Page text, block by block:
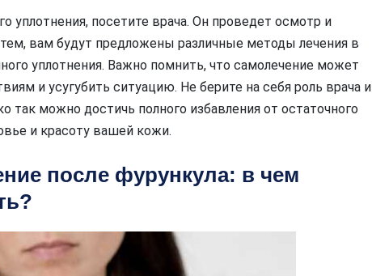
уплотнения, посетите врача. Он проведет осмотр и
вам будут предложены различные методы лечения в
уплотнения. Важно помнить, что самолечение может
и усугубить ситуацию. Не берите на себя роль врача и
так можно достичь полного избавления от остаточного
и красоту вашей кожи.
после фурункула: в чем